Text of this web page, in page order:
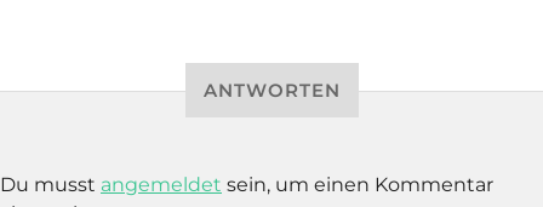
ANTWORTEN
Du musst angemeldet sein, um einen Kommentar